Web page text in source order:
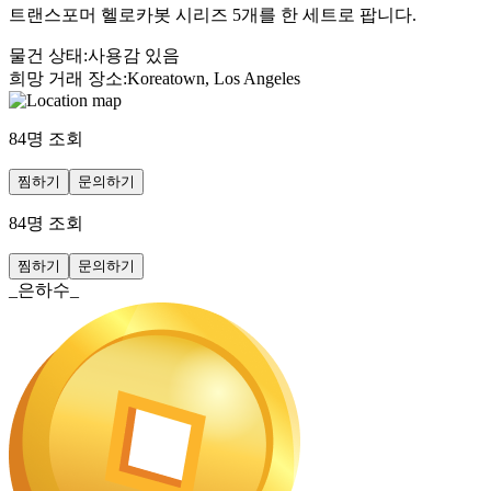
트랜스포머 헬로카봇 시리즈 5개를 한 세트로 팝니다.
물건 상태 :사용감 있음
희망 거래 장소:Koreatown, Los Angeles
84명 조회
찜하기 문의하기
84명 조회
찜하기 문의하기
_은하수_